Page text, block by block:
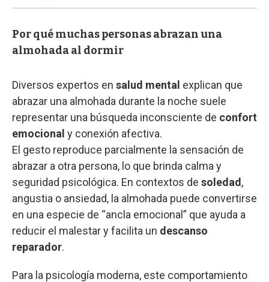
Por qué muchas personas abrazan una
almohada al dormir
Diversos expertos en salud mental explican que
abrazar una almohada durante la noche suele
representar una búsqueda inconsciente de confort
emocional y conexión afectiva.
El gesto reproduce parcialmente la sensación de
abrazar a otra persona, lo que brinda calma y
seguridad psicológica. En contextos de soledad ,
angustia o ansiedad, la almohada puede convertirse
en una especie de “ancla emocional” que ayuda a
reducir el malestar y facilita un descanso
reparador.
Para la psicología moderna, este comportamiento